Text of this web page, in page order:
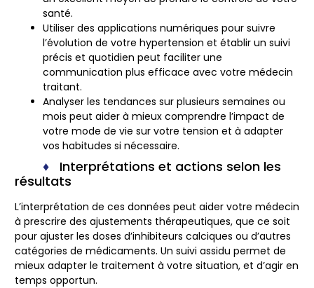
santé.
Utiliser des applications numériques pour suivre
l’évolution de votre hypertension et établir un suivi
précis et quotidien peut faciliter une
communication plus efficace avec votre médecin
traitant.
Analyser les tendances sur plusieurs semaines ou
mois peut aider à mieux comprendre l’impact de
votre mode de vie sur votre tension et à adapter
vos habitudes si nécessaire.
Interprétations et actions selon les
résultats
L’interprétation de ces données peut aider votre médecin
à prescrire des ajustements thérapeutiques, que ce soit
pour ajuster les doses d’inhibiteurs calciques ou d’autres
catégories de médicaments. Un suivi assidu permet de
mieux adapter le traitement à votre situation, et d’agir en
temps opportun.